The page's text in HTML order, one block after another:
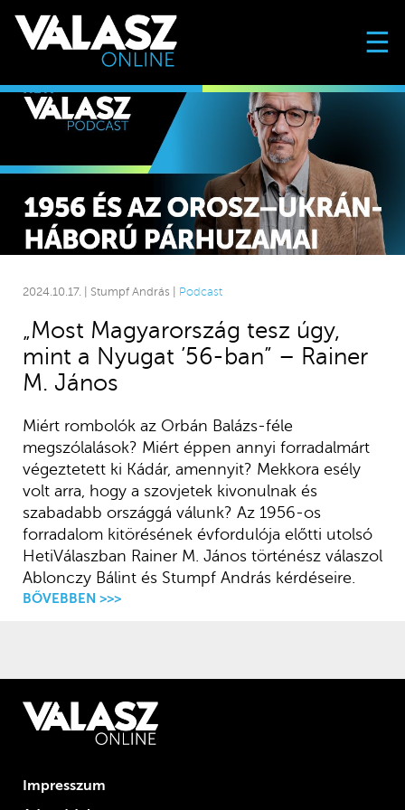
☰
2024.10.17. | Stumpf András | Podcast
„Most Magyarország tesz úgy,
mint a Nyugat ’56-ban” – Rainer
M. János
Miért rombolók az Orbán Balázs-féle
megszólalások? Miért éppen annyi forradalmárt
végeztetett ki Kádár, amennyit? Mekkora esély
volt arra, hogy a szovjetek kivonulnak és
szabadabb országgá válunk? Az 1956-os
forradalom kitörésének évfordulója előtti utolsó
HetiVálaszban Rainer M. János történész válaszol
Ablonczy Bálint és Stumpf András kérdéseire.
BŐVEBBEN >>>
Impresszum